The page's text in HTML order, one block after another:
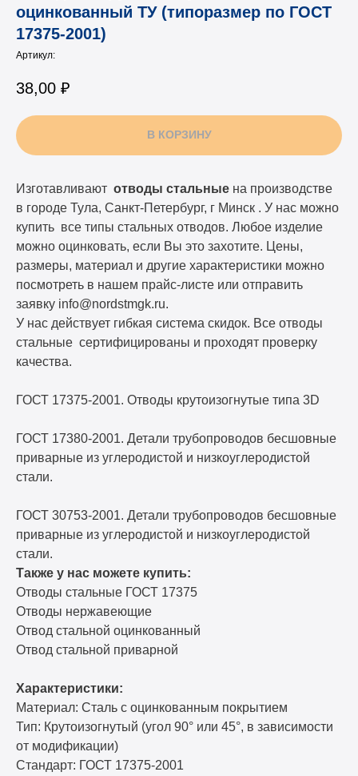
оцинкованный ТУ (типоразмер по ГОСТ
17375-2001)
Артикул:
38,00 ₽
В КОРЗИНУ
Изготавливают отводы стальные на производстве
в городе Тула, Санкт-Петербург, г Минск . У нас можно
купить все типы стальных отводов. Любое изделие
можно оцинковать, если Вы это захотите. Цены,
размеры, материал и другие характеристики можно
посмотреть в нашем прайс-листе или отправить
заявку info@nordstmgk.ru.
У нас действует гибкая система скидок. Все отводы
стальные сертифицированы и проходят проверку
качества.
ГОСТ 17375-2001. Отводы крутоизогнутые типа 3D
ГОСТ 17380-2001. Детали трубопроводов бесшовные
приварные из углеродистой и низкоуглеродистой
стали.
ГОСТ 30753-2001. Детали трубопроводов бесшовные
приварные из углеродистой и низкоуглеродистой
стали.
Также у нас можете купить:
Отводы стальные ГОСТ 17375
Отводы нержавеющие
Отвод стальной оцинкованный
Отвод стальной приварной
Характеристики:
Материал: Сталь с оцинкованным покрытием
Тип: Крутоизогнутый (угол 90° или 45°, в зависимости
от модификации)
Стандарт: ГОСТ 17375-2001